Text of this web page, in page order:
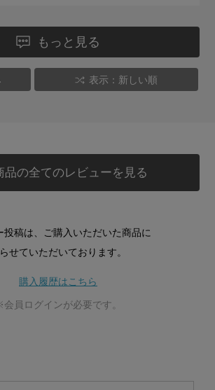
もっと見る
表示：新しい順
品の全てのレビューを見る
投稿は、ご購入いただいた商品に
せていただいております。
購入履歴はこちら
員ログインが必要です。